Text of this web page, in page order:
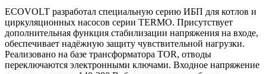
ECOVOLT разработал специальную серию ИБП для котлов и
циркуляционных насосов серии TERMO. Присутствует
дополнительная функция стабилизации напряжения на входе,
обеспечивает надёжную защиту чувствительной нагрузки.
Реализовано на базе трансформатора TOR, отводы
переключаются электронными ключами. Входное напряжение